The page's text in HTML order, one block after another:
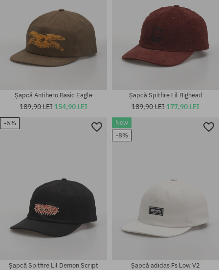
mărime universală
Șapcă Antihero Basic Eagle
189,90 LEI 154,90 LEI
Șapcă Spitfire Lil Bighead
189,90 LEI 177,90 LEI
-6%
Șapcă Spitfire Lil Demon Script
New
-8%
Șapcă adidas Fs Low V2